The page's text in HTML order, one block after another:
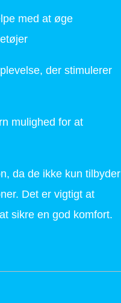
med at øge
der stimulerer
mulighed for at
da de ikke kun tilbyder
Det er vigtigt at
sikre en god komfort.